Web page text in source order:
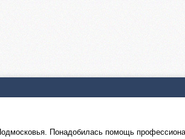
Понадобилась помощь